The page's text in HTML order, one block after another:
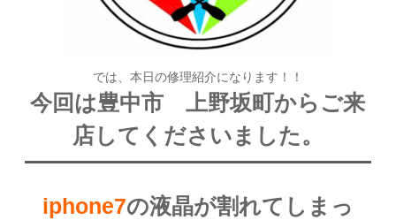
では、本日の修理紹介になります！！
今回は豊中市 上野坂町からご来
店してくださいました。
iphone7の液晶が割れてしまっ